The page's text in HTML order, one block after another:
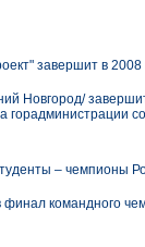
завершит в 2008
Новгород/
горадминистрации
– чемпионы
командного